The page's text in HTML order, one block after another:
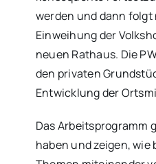
werden und dann folgt
Einweihung der
neuen Rathaus. Die
den privaten
Entwicklung der
Das Arbeitsprogramm
haben und zeigen,